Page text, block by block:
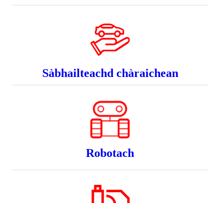
Sàbhailteachd chàraichean
Robotach